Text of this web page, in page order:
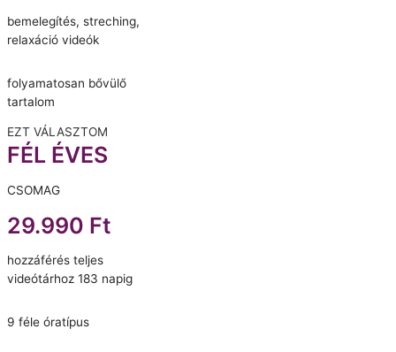
bemelegítés, streching,
relaxáció videók
folyamatosan bővülő
tartalom
EZT VÁLASZTOM
FÉL ÉVES
CSOMAG
29.990 Ft
hozzáférés teljes
videótárhoz 183 napig
9 féle óratípus